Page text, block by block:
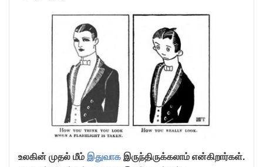
உலகின் முதல் மீம்இதுவாகஇருந்திருக்கலாம் என்கிறார்கள்.